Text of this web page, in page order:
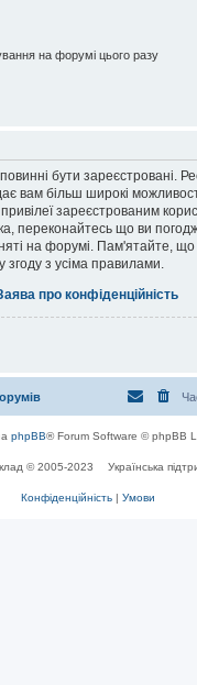
на форумі цього разу
бути зареєстровані.
вам більш широкі
зареєстрованим
переконайтесь що ви
на форумі. Пам'ятайте,
з усіма правилами.
про конфіденційність
phpBB® Forum Software © phpBB
© 2005-2023 Українська
Конфіденційність | Умови